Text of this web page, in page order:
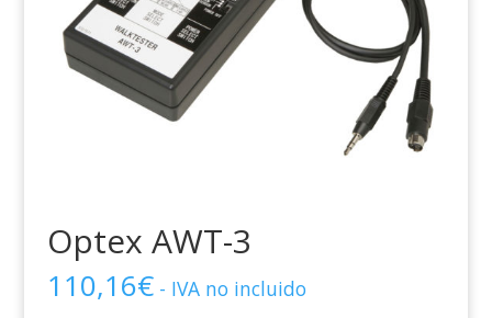
Optex AWT-3
110,16€ - IVA no incluido